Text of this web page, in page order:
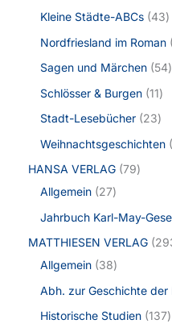
Kleine Städte-ABCs 43
Nordfriesland im Roman
Sagen und Märchen 54
Schlösser & Burgen 11
Stadt-Lesebücher 23
Weihnachtsgeschichten
HANSA VERLAG 79
Allgemein 27
Jahrbuch Karl-May-
MATTHIESEN VERLAG
Allgemein 38
Abh. zur Geschichte der
Historische Studien 137